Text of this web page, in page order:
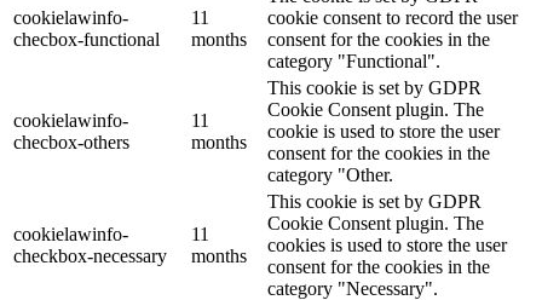
cookielawinfo-
checbox-functional
11
months
cookie consent to record the user
consent for the cookies in the
category "Functional".
cookielawinfo-
checbox-others
11
months
This cookie is set by GDPR
Cookie Consent plugin. The
cookie is used to store the user
consent for the cookies in the
category "Other.
cookielawinfo-
checkbox-necessary
11
months
This cookie is set by GDPR
Cookie Consent plugin. The
cookies is used to store the user
consent for the cookies in the
category "Necessary".